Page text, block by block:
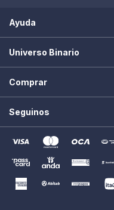
Ayuda
Universo Binario
Comprar
Seguinos